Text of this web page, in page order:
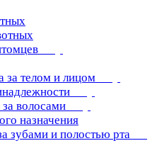
за телом и лицом
волосами
назначения
зубами и полостью рта